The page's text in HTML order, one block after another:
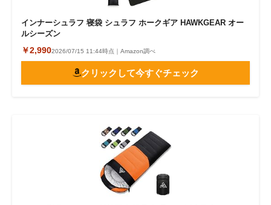
インナーシュラフ 寝袋 シュラフ ホークギア HAWKGEAR オー
ルシーズン
￥2,9902026/07/15 11:44時点｜Amazon調べ
クリックして今すぐチェック